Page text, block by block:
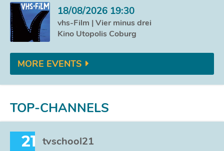
18/08/2026 19:30
vhs-Film | Vier minus drei
Kino Utopolis Coburg
MORE EVENTS
TOP-CHANNELS
21 tvschool21